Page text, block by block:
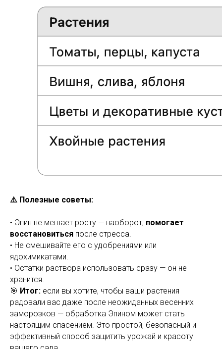
⚠️ Полезные советы:
• Эпин не мешает росту — наоборот, помогает
восстановиться после стресса.
• Не смешивайте его с удобрениями или
ядохимикатами.
• Остатки раствора использовать сразу — он не
хранится.
🎯 Итог: если вы хотите, чтобы ваши растения
радовали вас даже после неожиданных весенних
заморозков — обработка Эпином может стать
настоящим спасением. Это простой, безопасный и
эффективный способ защитить урожай и красоту